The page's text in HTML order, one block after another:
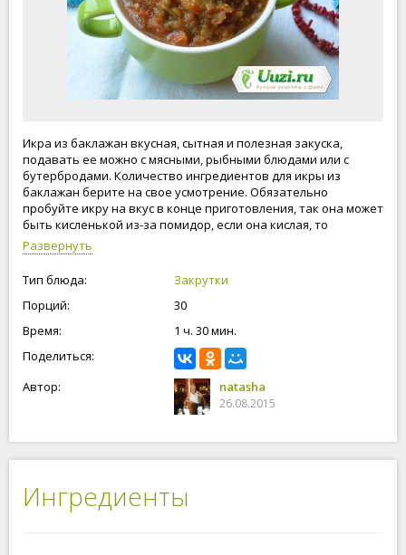
Икра из баклажан вкусная, сытная и полезная закуска,
подавать ее можно с мясными, рыбными блюдами или с
бутербродами. Количество ингредиентов для икры из
баклажан берите на свое усмотрение. Обязательно
пробуйте икру на вкус в конце приготовления, так она может
быть кисленькой из-за помидор, если она кислая, то
добавьте сахар. Подавать икру из баклажан можно
практически с любыми блюдами. Рекомендую!
Развернуть
Тип блюда:
Закрутки
Порций:
30
Время:
1 ч. 30 мин.
Поделиться:
Автор:
natasha
26.08.2015
Ингредиенты